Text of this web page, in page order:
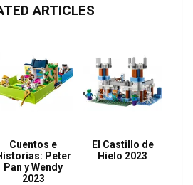
ARTICLES
Cuentos e
Peter
Pan y Wendy
2023
El Castillo de
Hielo 2023